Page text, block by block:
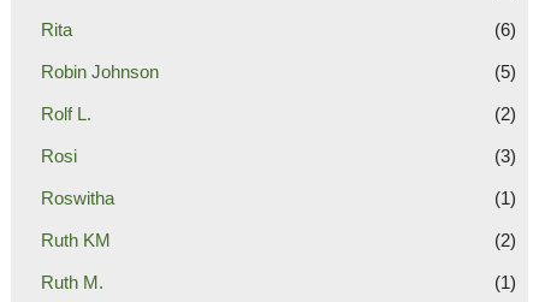
Rita (6)
Robin Johnson (5)
Rolf L. (2)
Rosi (3)
Roswitha (1)
Ruth KM (2)
Ruth M. (1)